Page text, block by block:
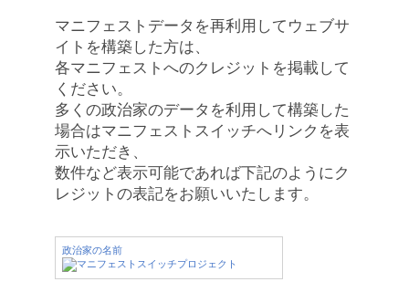
マニフェストデータを再利用してウェブサ
イトを構築した方は、
各マニフェストへのクレジットを掲載して
ください。
多くの政治家のデータを利用して構築した
場合はマニフェストスイッチへリンクを表
示いただき、
数件など表示可能であれば下記のようにク
レジットの表記をお願いいたします。
政治家の名前